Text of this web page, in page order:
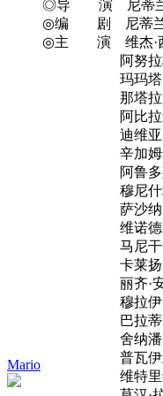
Mario
◎导 演 尼蒂兰·
◎编 剧 尼蒂兰·
◎主 演 维杰·西
阿努拉格·卡
玛玛塔·莫汉
那塔拉简·苏布
阿比拉米
迪维亚·巴拉
辛加姆普利
阿鲁多斯
穆尼什坎特
萨沙纳·纳米
维诺德·萨加
马尼干丹
卡莱扬
丽齐·安东尼
穆拉伊·阿拉
巴拉蒂·拉贾
舍纳潘·P·L
普瓦伊亚尔
维特里维尔·